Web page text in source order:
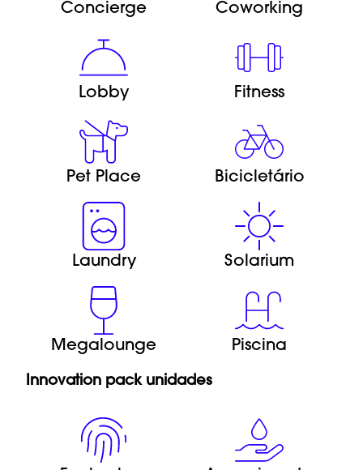
Concierge Coworking
Lobby Fitness
Pet Place Bicicletário
Laundry Solarium
Megalounge Piscina
Innovation pack unidades